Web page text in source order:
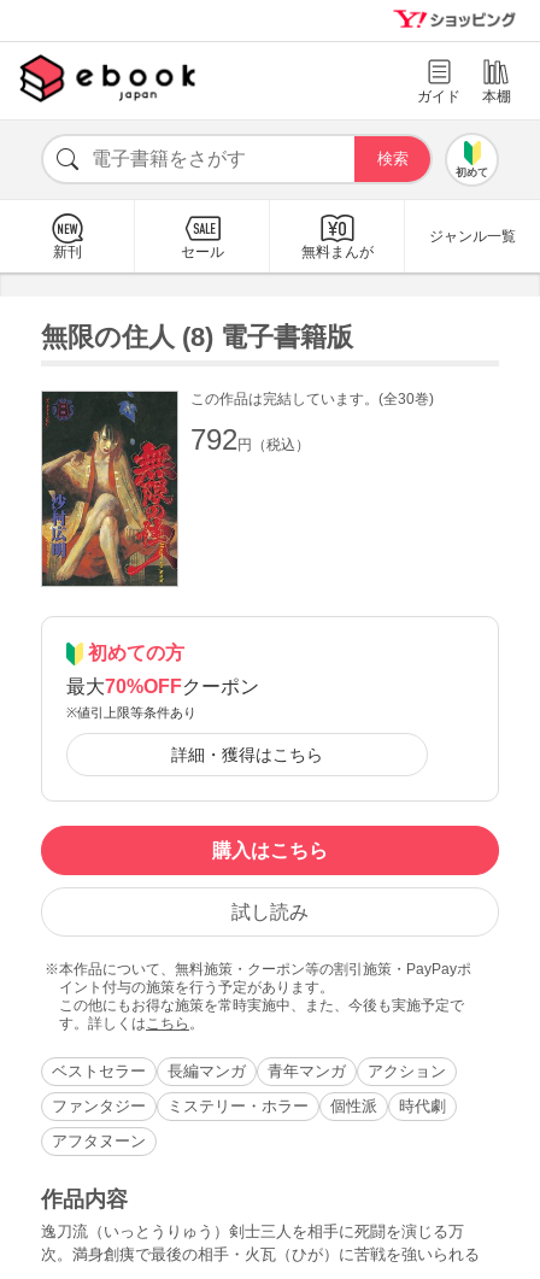
ガイド 本棚
初めて
新刊 セール 無料まんが
ジャンル一覧
無限の住人 (8) 電子書籍版
この作品は完結しています。(全30巻)
792 円（税込）
初めての方
最大70%OFFクーポン
※値引上限等条件あり
詳細・獲得はこちら
購入はこちら
試し読み
本作品について、無料施策・クーポン等の割引施策・PayPayポ
イント付与の施策を行う予定があります。
この他にもお得な施策を常時実施中、また、今後も実施予定で
す。詳しくはこちら 。
ベストセラー 長編マンガ 青年マンガ
アクション
ファンタジー
ミステリー・ホラー 個性派
時代劇
アフタヌーン
作品内容
逸刀流（いっとうりゅう）剣士三人を相手に死闘を演じる万
次。満身創痍で最後の相手・火瓦（ひが）に苦戦を強いられる